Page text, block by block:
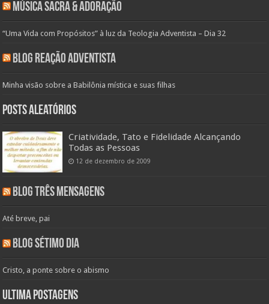
Música Sacra & Adoração
“Uma Vida com Propósitos” à luz da Teologia Adventista – Dia 32
Blog Reação Adventista
Minha visão sobre a Babilônia mística e suas filhas
Posts aleatórios
Criatividade, Tato e Fidelidade Alcançando
Todas as Pessoas
12 de dezembro de 2009
Blog Três Mensagens
Até breve, pai
Blog Sétimo Dia
Cristo, a ponte sobre o abismo
Ultima Postagens